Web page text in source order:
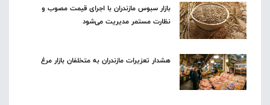
بازار سبوس مازندران با اجرای قیمت مصوب و
نظارت مستمر مدیریت می‌شود
هشدار تعزیرات مازندران به متخلفان بازار مرغ